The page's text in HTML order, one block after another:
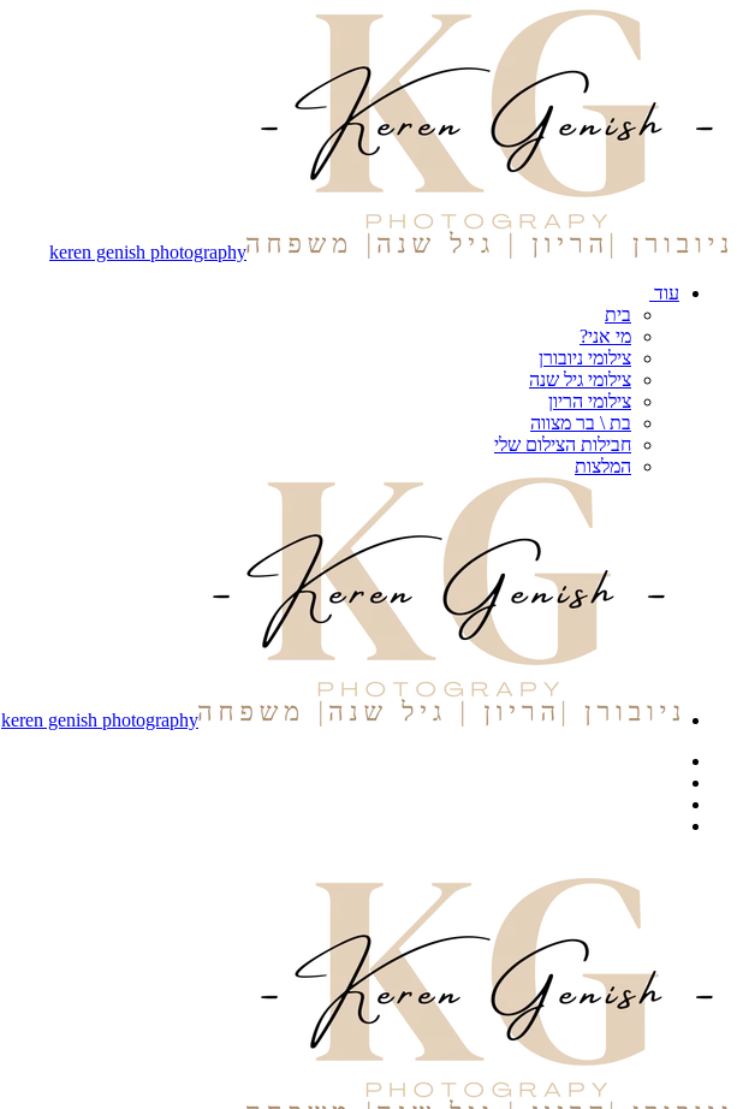
keren genish photography
עוד
בית
מי אני?
צילומי ניובורן
צילומי גיל שנה
צילומי הריון
בת \ בר מצווה
חבילות הצילום שלי
המלצות
keren genish photography